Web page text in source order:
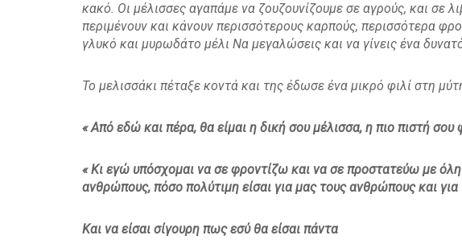
κακό. Οι μέλισσες αγαπάμε να ζουζουνίζουμε σε αγρούς, και σε
περιμένουν και κάνουν περισσότερους καρπούς, περισσότερα
γλυκό και μυρωδάτο μέλι Να μεγαλώσεις και να γίνεις ένα
Το μελισσάκι πέταξε κοντά και της έδωσε ένα μικρό φιλί στη
« Από εδώ και πέρα, θα είμαι η δική σου μέλισσα, η πιο πιστή σου
« Κι εγώ υπόσχομαι να σε φροντίζω και να σε προστατεύω με
ανθρώπους, πόσο πολύτιμη είσαι για μας τους ανθρώπους και
Και να είσαι σίγουρη πως εσύ θα είσαι πάντα